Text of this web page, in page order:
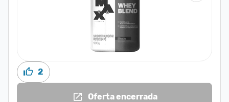
2
Oferta encerrada